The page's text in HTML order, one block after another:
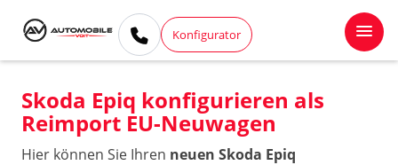
Konfigurator
Skoda Epiq konfigurieren als
Reimport EU-Neuwagen
Hier können Sie Ihren neuen Skoda Epiq